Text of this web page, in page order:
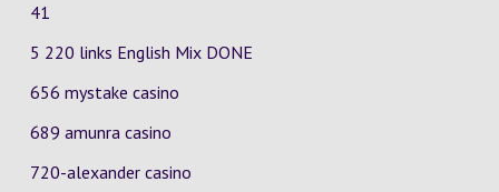
41
5 220 links English Mix DONE
656 mystake casino
689 amunra casino
720-alexander casino